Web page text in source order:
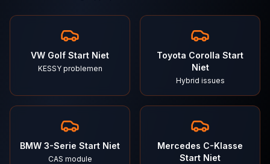
VW Golf Start Niet
KESSY problemen
Toyota Corolla Start
Niet
Hybrid issues
BMW 3-Serie Start Niet
CAS module
Mercedes C-Klasse
Start Niet